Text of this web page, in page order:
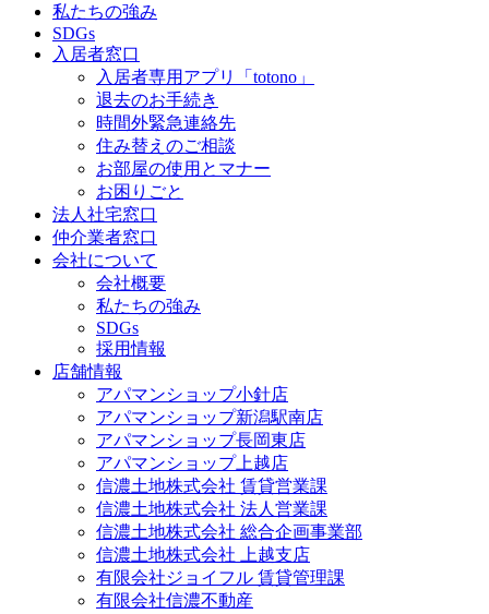
私たちの強み
SDGs
入居者窓口
入居者専用アプリ「totono」
退去のお手続き
時間外緊急連絡先
住み替えのご相談
お部屋の使用とマナー
お困りごと
法人社宅窓口
仲介業者窓口
会社について
会社概要
私たちの強み
SDGs
採用情報
店舗情報
アパマンショップ小針店
アパマンショップ新潟駅南店
アパマンショップ長岡東店
アパマンショップ上越店
信濃土地株式会社 賃貸営業課
信濃土地株式会社 法人営業課
信濃土地株式会社 総合企画事業部
信濃土地株式会社 上越支店
有限会社ジョイフル 賃貸管理課
有限会社信濃不動産